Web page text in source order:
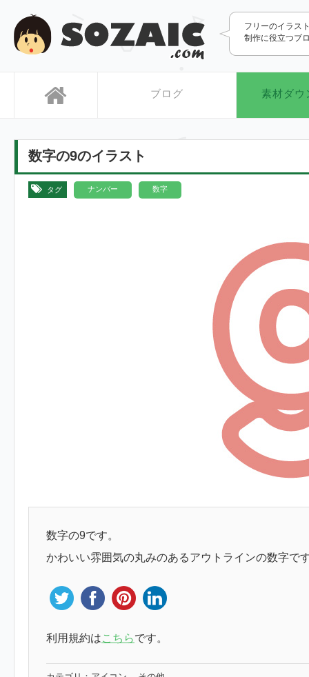
SOZAIC.com
フリーのイラス
制作に役立つブ
ブログ 素材ダウ
数字の9のイラスト
タグ ナンバー 数字
数字の9です。
かわいい雰囲気の丸みのあるアウトラインの数字で
利用規約はこちらです。